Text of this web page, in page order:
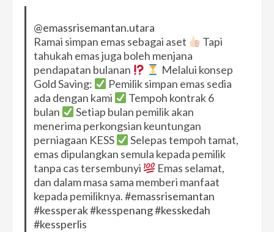
@emassrisemantan.utara
Ramai simpan emas sebagai aset
Tapi
tahukah emas juga boleh menjana
pendapatan bulanan
Melalui konsep
Gold Saving:
Pemilik simpan emas sedia
ada dengan kami
Tempoh kontrak 6
bulan
Setiap bulan pemilik akan
menerima perkongsian keuntungan
perniagaan KESS
Selepas tempoh tamat,
emas dipulangkan semula kepada pemilik
tanpa cas tersembunyi
Emas selamat,
dan dalam masa sama memberi manfaat
kepada pemiliknya.#emassrisemantan
#kessperak#kesspenang#kesskedah
#kessperlis